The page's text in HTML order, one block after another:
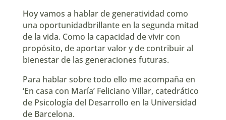
Hoy vamos a hablar de generatividad como
una oportunidadbrillante en la segunda mitad
de la vida. Como la capacidad de vivir con
propósito, de aportar valor y de contribuir al
bienestar de las generaciones futuras.
Para hablar sobre todo ello me acompaña en
‘En casa con María’ Feliciano Villar, catedrático
de Psicología del Desarrollo en la Universidad
de Barcelona.